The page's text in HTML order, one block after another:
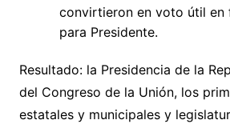
convirtieron en voto útil en
para Presidente.
Resultado: la Presidencia de la
del Congreso de la Unión, los
estatales y municipales y